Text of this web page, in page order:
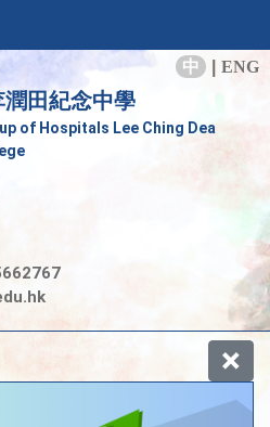
中 ENG
田紀念中學
of Hospitals Lee Ching Dea